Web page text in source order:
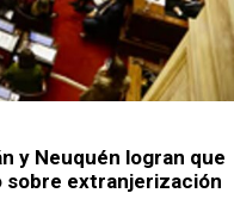
y Neuquén logran que
sobre extranjerización